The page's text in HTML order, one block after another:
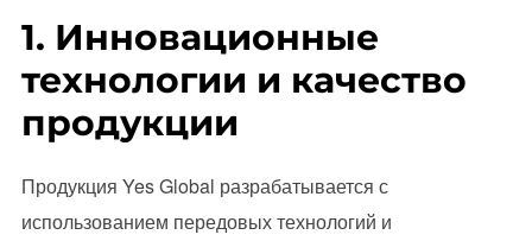
1. Инновационные
технологии и качество
продукции
Продукция Yes Global разрабатывается с
использованием передовых технологий и